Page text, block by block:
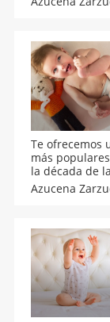
España.
Te ofrecemos
más
la década de
nivel político
internacional.
Azucena